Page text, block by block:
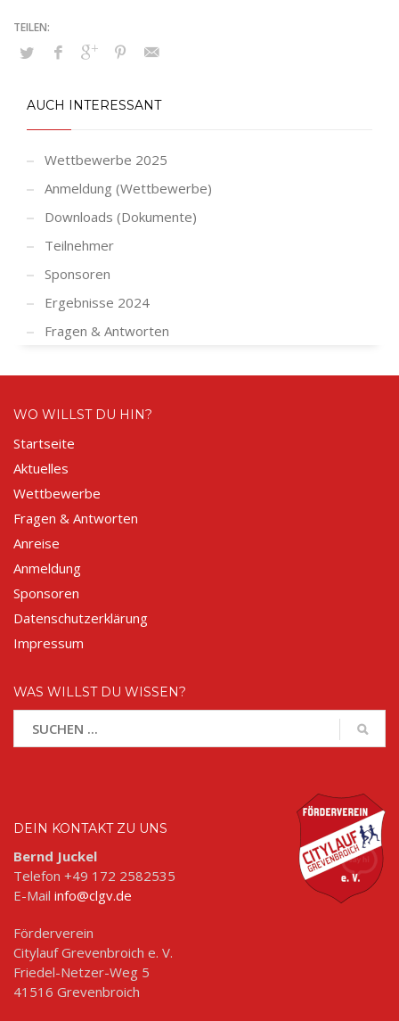
AUCH INTERESSANT
Wettbewerbe 2025
Anmeldung (Wettbewerbe)
Downloads (Dokumente)
Teilnehmer
Sponsoren
Ergebnisse 2024
Fragen & Antworten
WO WILLST DU HIN?
Startseite
Aktuelles
Wettbewerbe
Fragen & Antworten
Anreise
Anmeldung
Sponsoren
Datenschutzerklärung
Impressum
WAS WILLST DU WISSEN?
DEIN KONTAKT ZU UNS
Bernd Juckel
Telefon +49 172 2582535
E-Mail info@clgv.de
Förderverein
Citylauf Grevenbroich e. V.
Friedel-Netzer-Weg 5
41516 Grevenbroich